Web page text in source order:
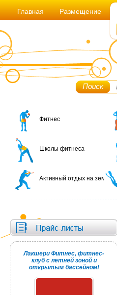
Главная Размещение
Поиск
Фитнес
Школы фитнеса
Активный отдых на земле
Лакшери Фитнес, фитнес-
клуб с летней зоной и
открытым бассейном!